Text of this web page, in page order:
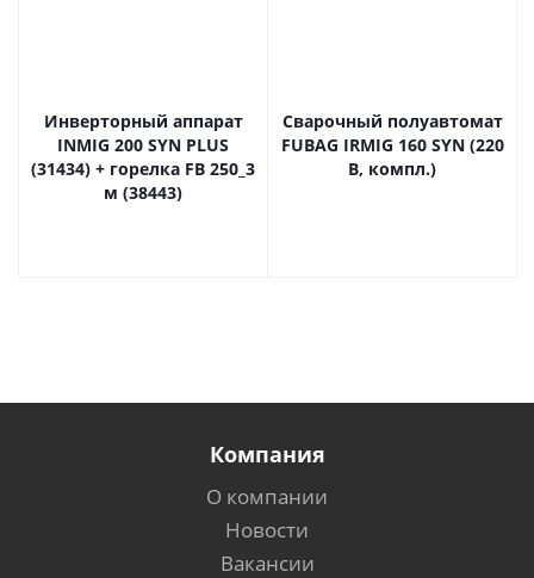
Инверторный аппарат
INMIG 200 SYN PLUS
(31434) + горелка FB 250_3
м (38443)
Сварочный полуавтомат
FUBAG IRMIG 160 SYN (220
В, компл.)
Компания
О компании
Новости
Вакансии